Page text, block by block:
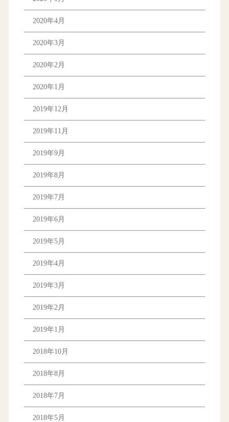
2020年4月
2020年3月
2020年2月
2020年1月
2019年12月
2019年11月
2019年9月
2019年8月
2019年7月
2019年6月
2019年5月
2019年4月
2019年3月
2019年2月
2019年1月
2018年10月
2018年8月
2018年7月
2018年5月